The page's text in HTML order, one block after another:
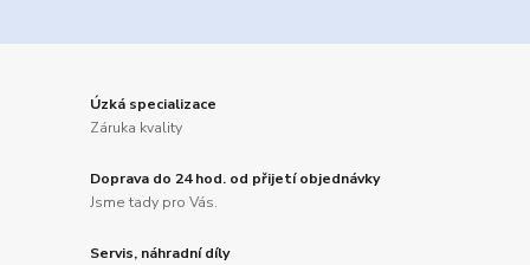
Úzká specializace
Záruka kvality
Doprava do 24 hod. od přijetí objednávky
Jsme tady pro Vás.
Servis, náhradní díly